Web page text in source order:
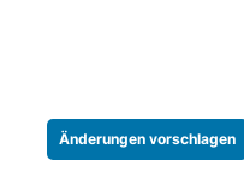
Änderungen vorschlagen